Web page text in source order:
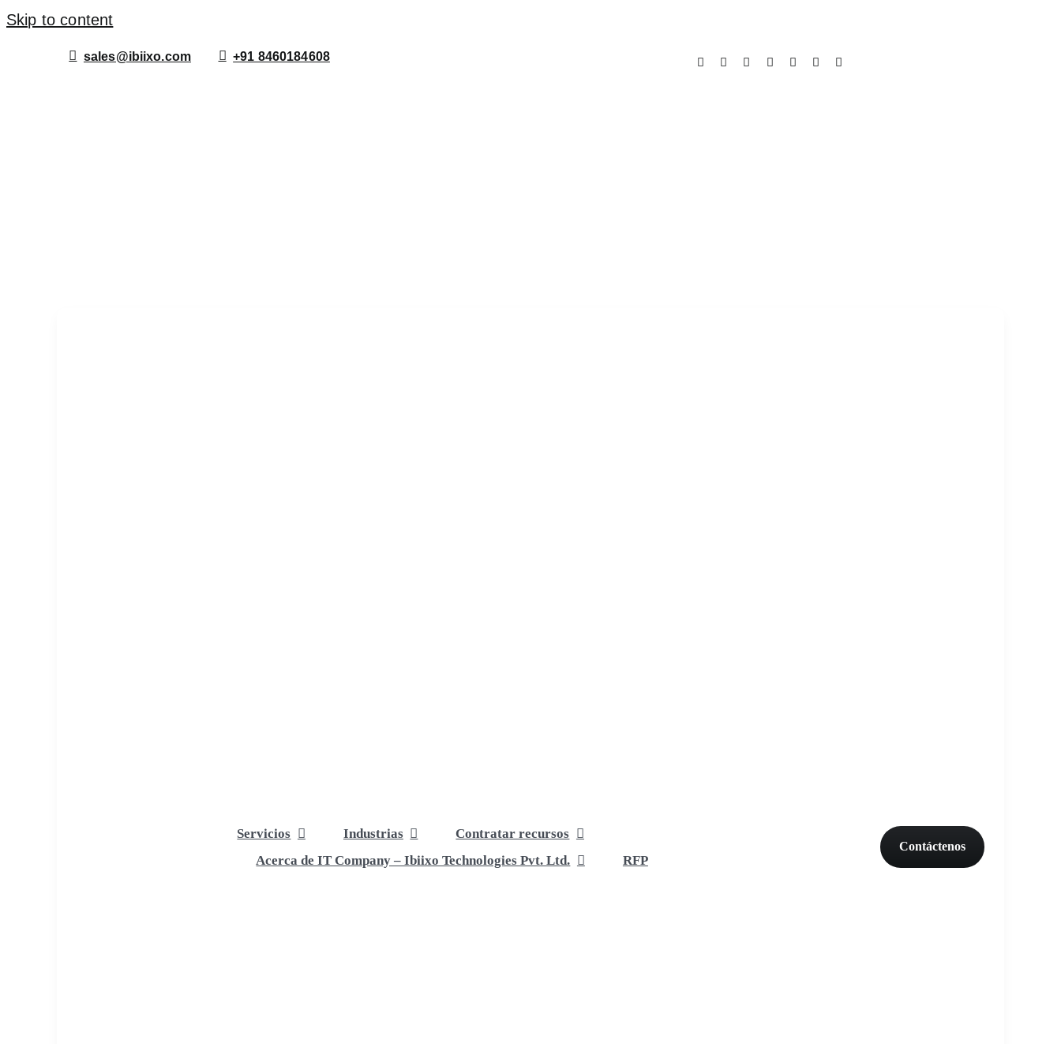
Skip to content
sales@ibiixo.com +91 8460184608
Servicios Industrias
Contratar recursos
Acerca de IT Company – Ibiixo Technologies Pvt. Ltd.
RFP
Contáctenos